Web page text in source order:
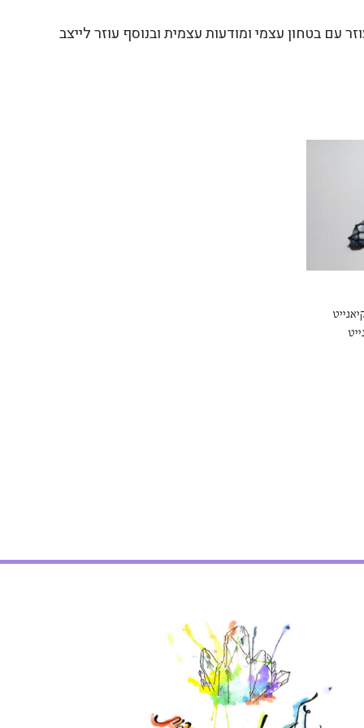
עם בטחון עצמי ומודעות עצמית ובנוסף עוזר לייצב
925 קיאנייט